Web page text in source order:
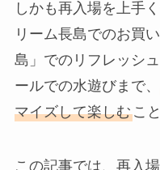
しかも再入場を上手
リーム長島でのお買
島」でのリフレッシ
ールでの水遊びまで、
マイズして楽しむこ
この記事では、再入